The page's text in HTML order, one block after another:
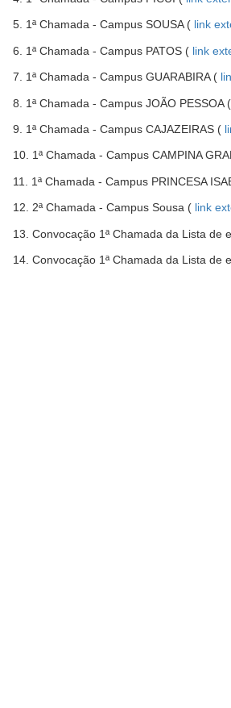
5. 1ª Chamada - Campus SOUSA ( link
6. 1ª Chamada - Campus PATOS ( link
7. 1ª Chamada - Campus GUARABIRA (
8. 1ª Chamada - Campus JOÃO PESSOA (
9. 1ª Chamada - Campus CAJAZEIRAS (
10. 1ª Chamada - Campus CAMPINA
11. 1ª Chamada - Campus PRINCESA
12. 2ª Chamada - Campus Sousa ( link
13. Convocação 1ª Chamada da Lista de
14. Convocação 1ª Chamada da Lista de